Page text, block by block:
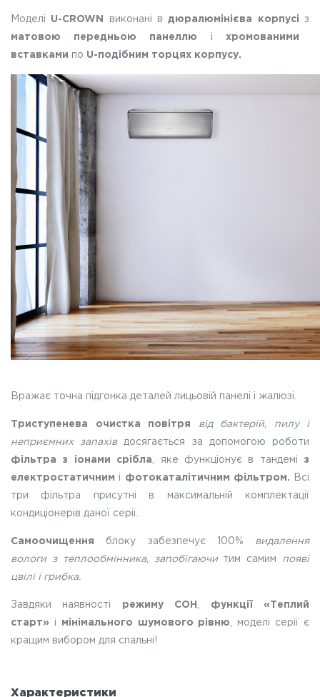
Моделі U-CROWN виконані вдюралюмінієва корпусі з
матовою передньою панеллю і хромованими
вставками по U-подібним торцях корпусу.
Вражає точна підгонка деталей лицьовій панелі і жалюзі.
Триступенева очистка повітря від бактерій, пилу і
неприємних запахівдосягається за допомогою роботи
фільтра з іонами срібла , яке функціонує в тандемі з
електростатичним і фотокаталітичним фільтром. Всі
три фільтра присутні в максимальній комплектації
кондиціонерів даної серії.
Самоочищення блоку забезпечує 100% видалення
вологи з теплообмінника, запобігаючитим самим появі
цвілі і грибка.
Завдяки наявності режиму СОН функції «Теплий
старт» і мінімального шумового рівню , моделі серії є
кращим вибором для спальні!
Характеристики